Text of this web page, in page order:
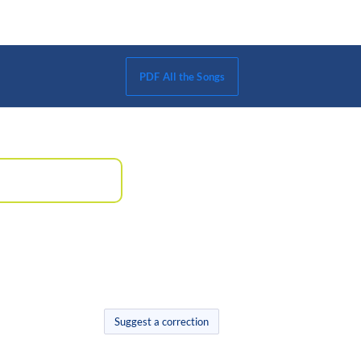
PDF All the Songs
Suggest a correction